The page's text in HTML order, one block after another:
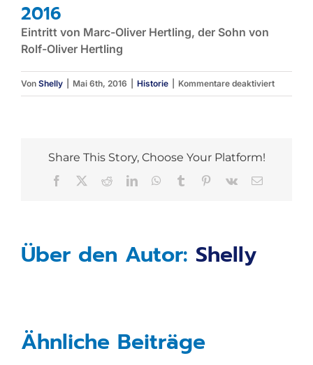
2016
Eintritt von Marc-Oliver Hertling, der Sohn von
Rolf-Oliver Hertling
Von Shelly Mai 6th, 2016 Historie Kommentare deaktiviertfür
2016
Share This Story, Choose Your Platform!
Facebook RedditLinkedInWhatsApp
Tumblr Pinterest
Vk
E-
Über den Autor: Shelly
Ähnliche Beiträge